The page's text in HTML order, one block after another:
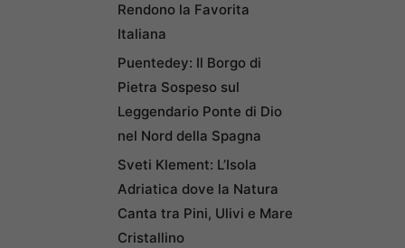
Rendono la Favorita
Italiana
Puentedey: Il Borgo di
Pietra Sospeso sul
Leggendario Ponte di Dio
nel Nord della Spagna
Sveti Klement: L’Isola
Adriatica dove la Natura
Canta tra Pini, Ulivi e Mare
Cristallino